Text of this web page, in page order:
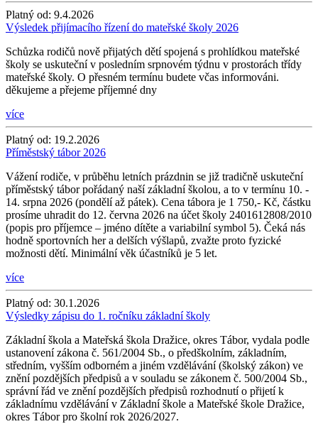
Platný od: 9.4.2026
Výsledek přijímacího řízení do mateřské školy 2026
Schůzka rodičů nově přijatých dětí spojená s prohlídkou mateřské
školy se uskuteční v posledním srpnovém týdnu v prostorách třídy
mateřské školy. O přesném termínu budete včas informováni.
děkujeme a přejeme příjemné dny
více
Platný od: 19.2.2026
Příměstský tábor 2026
Vážení rodiče, v průběhu letních prázdnin se již tradičně uskuteční
příměstský tábor pořádaný naší základní školou, a to v termínu 10. -
14. srpna 2026 (pondělí až pátek). Cena tábora je 1 750,- Kč, částku
prosíme uhradit do 12. června 2026 na účet školy 2401612808/2010
(popis pro příjemce – jméno dítěte a variabilní symbol 5). Čeká nás
hodně sportovních her a delších výšlapů, zvažte proto fyzické
možnosti dětí. Minimální věk účastníků je 5 let.
více
Platný od: 30.1.2026
Výsledky zápisu do 1. ročníku základní školy
Základní škola a Mateřská škola Dražice, okres Tábor, vydala podle
ustanovení zákona č. 561/2004 Sb., o předškolním, základním,
středním, vyšším odborném a jiném vzdělávání (školský zákon) ve
znění pozdějších předpisů a v souladu se zákonem č. 500/2004 Sb.,
správní řád ve znění pozdějších předpisů rozhodnutí o přijetí k
základnímu vzdělávání v Základní škole a Mateřské škole Dražice,
okres Tábor pro školní rok 2026/2027.